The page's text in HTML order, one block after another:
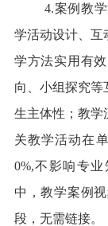
4.案例教
学活动设计、互
学方法实用有
向、小组探究等
生主体性；教学
关教学活动在
0%,不影响专
中，教学案例
段，无需链接。